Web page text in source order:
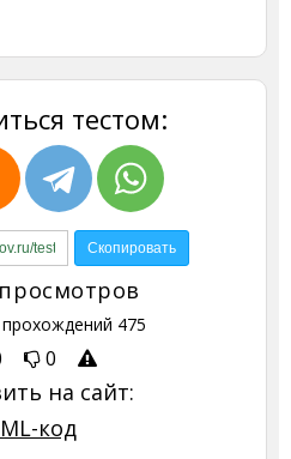
тестом:
просмотров
475
0
на сайт:
код